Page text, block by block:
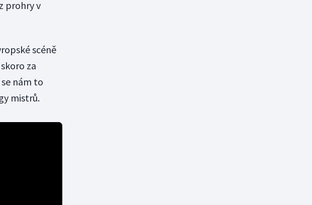
prohry v
scéně
za
nám to
mistrů.